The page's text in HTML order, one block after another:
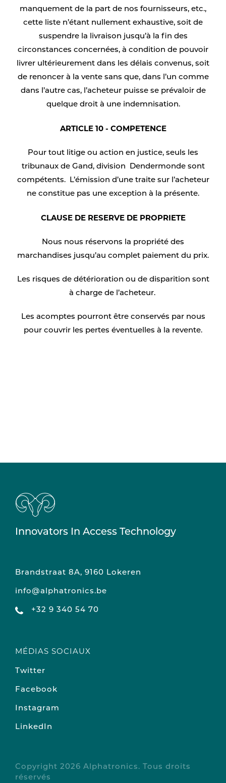
manquement de la part de nos fournisseurs, etc.,
cette liste n’étant nullement exhaustive, soit de
suspendre la livraison jusqu’à la fin des
circonstances concernées, à condition de pouvoir
livrer ultérieurement dans les délais convenus, soit
de renoncer à la vente sans que, dans l’un comme
dans l’autre cas, l’acheteur puisse se prévaloir de
quelque droit à une indemnisation.
ARTICLE 10 - COMPETENCE
Pour tout litige ou action en justice, seuls les
tribunaux de Gand, division Dendermonde sont
compétents. L’émission d’une traite sur l’acheteur
ne constitue pas une exception à la présente.
CLAUSE DE RESERVE DE PROPRIETE
Nous nous réservons la propriété des
marchandises jusqu’au complet paiement du prix.
Les risques de détérioration ou de disparition sont
à charge de l’acheteur.
Les acomptes pourront être conservés par nous
pour couvrir les pertes éventuelles à la revente.
Innovators In Access Technology
Brandstraat 8A, 9160 Lokeren
info@alphatronics.be
+32 9 340 54 70
MÉDIAS SOCIAUX
Twitter
Facebook
Instagram
LinkedIn
Copyright 2026 Alphatronics. Tous droits
réservés